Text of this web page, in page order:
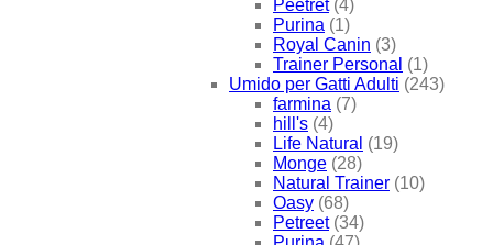
Peetret (4)
Purina (1)
Royal Canin (3)
Trainer Personal (1)
Umido per Gatti Adulti (243)
farmina (7)
hill's (4)
Life Natural (19)
Monge (28)
Natural Trainer (10)
Oasy (68)
Petreet (34)